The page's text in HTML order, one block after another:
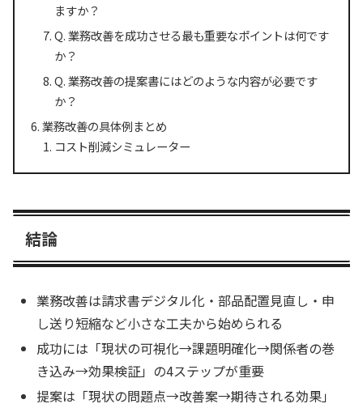
ますか？
Q. 業務改善を成功させる最も重要なポイントは何です
か？
Q. 業務改善の提案書にはどのような内容が必要です
か？
業務改善の具体例まとめ
コスト削減シミュレーター
結論
業務改善は請求書デジタル化・部品配置見直し・申
し送り短縮など小さな工夫から始められる
成功には「現状の可視化→課題明確化→関係者の巻
き込み→効果検証」の4ステップが重要
提案は「現状の問題点→改善案→期待される効果」